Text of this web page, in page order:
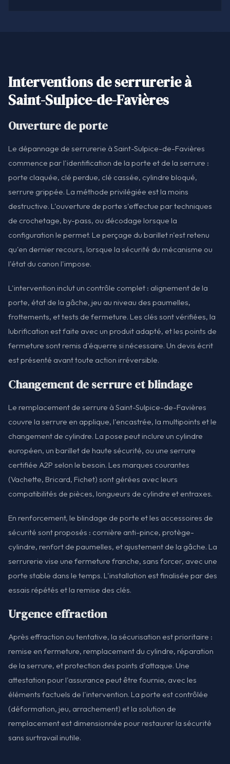
Interventions de serrurerie à
Saint-Sulpice-de-Favières
Ouverture de porte
Le dépannage de serrurerie à Saint-Sulpice-de-Favières
commence par l'identification de la porte et de la serrure :
porte claquée, clé perdue, clé cassée, cylindre bloqué,
serrure grippée. La méthode privilégiée est la moins
destructive. L'ouverture de porte s'effectue par techniques
de crochetage, by-pass, ou décodage lorsque la
configuration le permet. Le perçage du barillet n'est retenu
qu'en dernier recours, lorsque la sécurité du mécanisme ou
l'état du canon l'impose.
L'intervention inclut un contrôle complet : alignement de la
porte, état de la gâche, jeu au niveau des paumelles,
frottements, et tests de fermeture. Les clés sont vérifiées, la
lubrification est faite avec un produit adapté, et les points de
fermeture sont remis d'équerre si nécessaire. Un devis écrit
est présenté avant toute action irréversible.
Changement de serrure et blindage
Le remplacement de serrure à Saint-Sulpice-de-Favières
couvre la serrure en applique, l'encastrée, la multipoints et le
changement de cylindre. La pose peut inclure un cylindre
européen, un barillet de haute sécurité, ou une serrure
certifiée A2P selon le besoin. Les marques courantes
(Vachette, Bricard, Fichet) sont gérées avec leurs
compatibilités de pièces, longueurs de cylindre et entraxes.
En renforcement, le blindage de porte et les accessoires de
sécurité sont proposés : cornière anti-pince, protège-
cylindre, renfort de paumelles, et ajustement de la gâche. La
serrurerie vise une fermeture franche, sans forcer, avec une
porte stable dans le temps. L'installation est finalisée par des
essais répétés et la remise des clés.
Urgence effraction
Après effraction ou tentative, la sécurisation est prioritaire :
remise en fermeture, remplacement du cylindre, réparation
de la serrure, et protection des points d'attaque. Une
attestation pour l'assurance peut être fournie, avec les
éléments factuels de l'intervention. La porte est contrôlée
(déformation, jeu, arrachement) et la solution de
remplacement est dimensionnée pour restaurer la sécurité
sans surtravail inutile.